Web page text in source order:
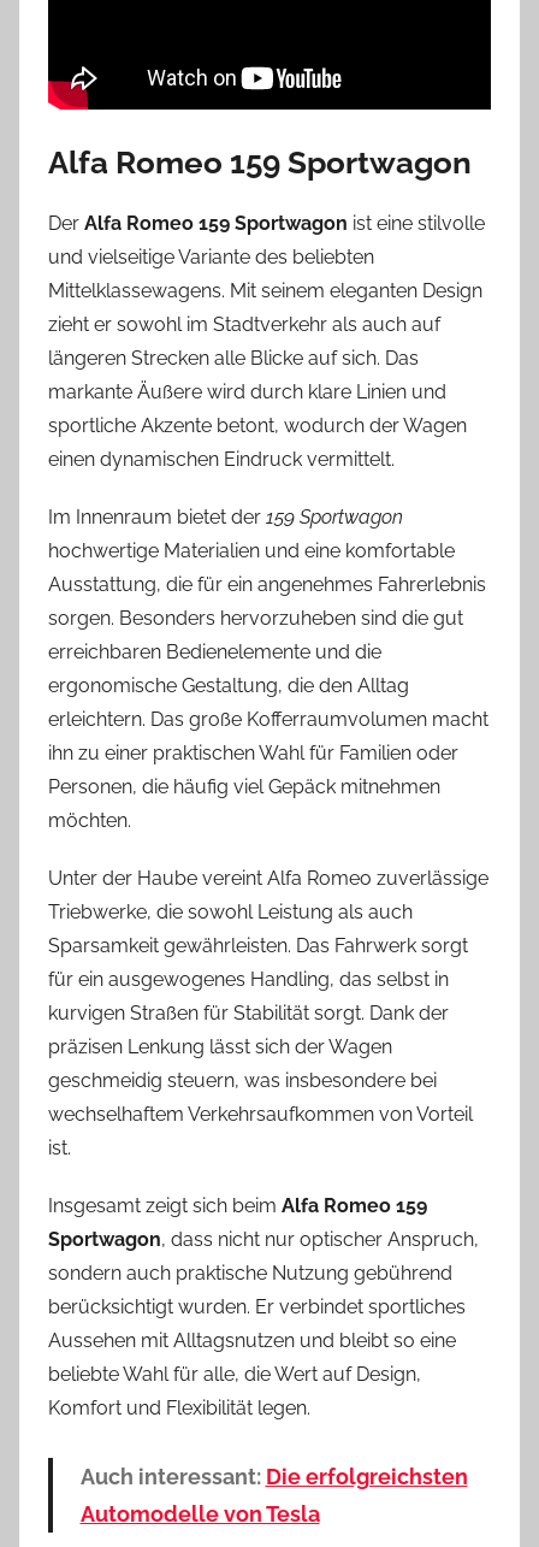
Alfa Romeo 159 Sportwagon
Der Alfa Romeo 159 Sportwagon ist eine stilvolle
und vielseitige Variante des beliebten
Mittelklassewagens. Mit seinem eleganten Design
zieht er sowohl im Stadtverkehr als auch auf
längeren Strecken alle Blicke auf sich. Das
markante Äußere wird durch klare Linien und
sportliche Akzente betont, wodurch der Wagen
einen dynamischen Eindruck vermittelt.
Im Innenraum bietet der 159 Sportwagon
hochwertige Materialien und eine komfortable
Ausstattung, die für ein angenehmes Fahrerlebnis
sorgen. Besonders hervorzuheben sind die gut
erreichbaren Bedienelemente und die
ergonomische Gestaltung, die den Alltag
erleichtern. Das große Kofferraumvolumen macht
ihn zu einer praktischen Wahl für Familien oder
Personen, die häufig viel Gepäck mitnehmen
möchten.
Unter der Haube vereint Alfa Romeo zuverlässige
Triebwerke, die sowohl Leistung als auch
Sparsamkeit gewährleisten. Das Fahrwerk sorgt
für ein ausgewogenes Handling, das selbst in
kurvigen Straßen für Stabilität sorgt. Dank der
präzisen Lenkung lässt sich der Wagen
geschmeidig steuern, was insbesondere bei
wechselhaftem Verkehrsaufkommen von Vorteil
ist.
Insgesamt zeigt sich beim Alfa Romeo 159
Sportwagon, dass nicht nur optischer Anspruch,
sondern auch praktische Nutzung gebührend
berücksichtigt wurden. Er verbindet sportliches
Aussehen mit Alltagsnutzen und bleibt so eine
beliebte Wahl für alle, die Wert auf Design,
Komfort und Flexibilität legen.
Auch interessant: Die erfolgreichsten
Automodelle von Tesla